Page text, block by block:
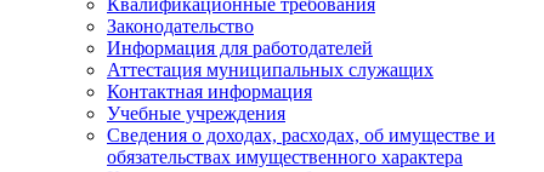
Квалификационные требования
Законодательство
Информация для работодателей
Аттестация муниципальных служащих
Контактная информация
Учебные учреждения
Сведения о доходах, расходах, об имуществе и
обязательствах имущественного характера